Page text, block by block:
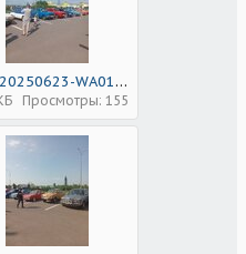
IMG-20250623-WA0102.jpg
Просмотры: 155